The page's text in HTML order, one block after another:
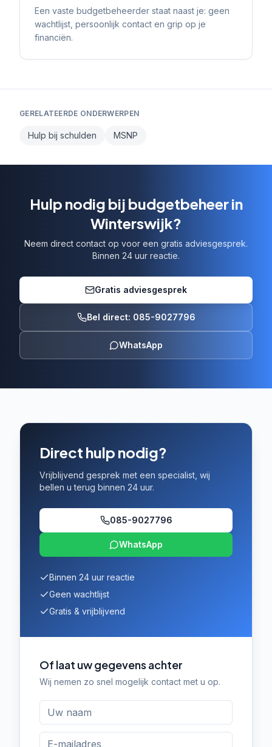
Een vaste budgetbeheerder staat naast je: geen
wachtlijst, persoonlijk contact en grip op je
financiën.
GERELATEERDE ONDERWERPEN
Hulp bij schulden MSNP
Hulp nodig bij budgetbeheer in
Winterswijk?
Neem direct contact op voor een gratis adviesgesprek.
Binnen 24 uur reactie.
Gratis adviesgesprek
Bel direct: 085-9027796
WhatsApp
Direct hulp nodig?
Vrijblijvend gesprek met een specialist, wij
bellen u terug binnen 24 uur.
085-9027796
WhatsApp
Binnen 24 uur reactie
Geen wachtlijst
Gratis & vrijblijvend
Of laat uw gegevens achter
Wij nemen zo snel mogelijk contact met u op.